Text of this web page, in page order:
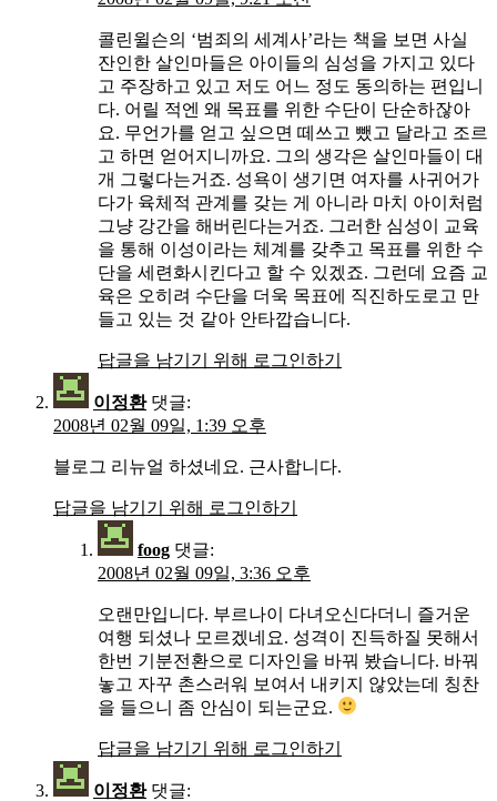
콜린윌슨의 ‘범죄의 세계사’라는 책을 보면 사실
잔인한 살인마들은 아이들의 심성을 가지고 있다
고 주장하고 있고 저도 어느 정도 동의하는 편입니
다. 어릴 적엔 왜 목표를 위한 수단이 단순하잖아
요. 무언가를 얻고 싶으면 떼쓰고 뺐고 달라고 조르
고 하면 얻어지니까요. 그의 생각은 살인마들이 대
개 그렇다는거죠. 성욕이 생기면 여자를 사귀어가
다가 육체적 관계를 갖는 게 아니라 마치 아이처럼
그냥 강간을 해버린다는거죠. 그러한 심성이 교육
을 통해 이성이라는 체계를 갖추고 목표를 위한 수
단을 세련화시킨다고 할 수 있겠죠. 그런데 요즘 교
육은 오히려 수단을 더욱 목표에 직진하도로고 만
들고 있는 것 같아 안타깝습니다.
답글을 남기기 위해 로그인하기
이정환 댓글:
2008년 02월 09일, 1:39 오후
블로그 리뉴얼 하셨네요. 근사합니다.
답글을 남기기 위해 로그인하기
foog 댓글:
2008년 02월 09일, 3:36 오후
오랜만입니다. 부르나이 다녀오신다더니 즐거운
여행 되셨나 모르겠네요. 성격이 진득하질 못해서
한번 기분전환으로 디자인을 바꿔 봤습니다. 바꿔
놓고 자꾸 촌스러워 보여서 내키지 않았는데 칭찬
을 들으니 좀 안심이 되는군요.
답글을 남기기 위해 로그인하기
이정환 댓글: